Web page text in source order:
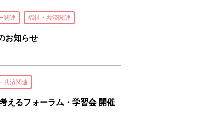
関連 福祉・共済関連
お知らせ
共済関連
えるフォーラム・学習会 開催